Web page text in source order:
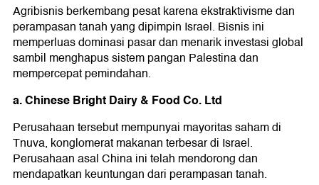
Agribisnis berkembang pesat karena ekstraktivisme dan
perampasan tanah yang dipimpin Israel. Bisnis ini
memperluas dominasi pasar dan menarik investasi global
sambil menghapus sistem pangan Palestina dan
mempercepat pemindahan.
a. Chinese Bright Dairy & Food Co. Ltd
Perusahaan tersebut mempunyai mayoritas saham di
Tnuva, konglomerat makanan terbesar di Israel.
Perusahaan asal China ini telah mendorong dan
mendapatkan keuntungan dari perampasan tanah.